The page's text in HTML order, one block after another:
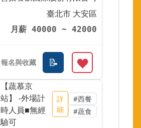
臺北市 大安區
月薪 40000 ~ 42000
【蔬慕京
站】 -外場計
時人員■無經
驗可
詳
細
#西餐
#蔬食